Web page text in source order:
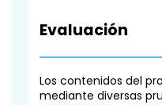
Evaluación
Los contenidos del
mediante diversas